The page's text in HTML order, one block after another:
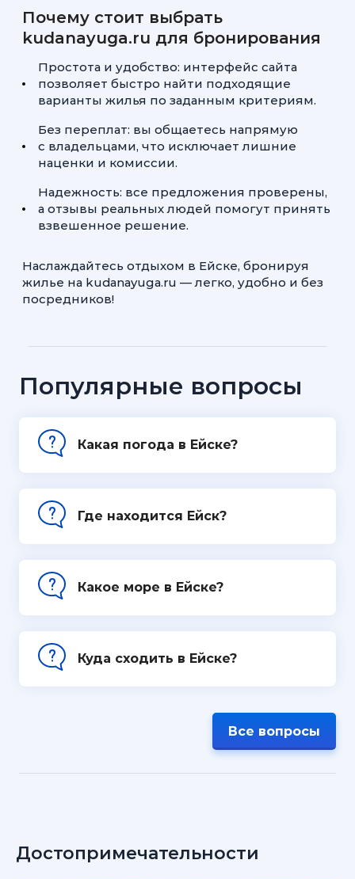
Почему стоит выбрать
kudanayuga.ru для бронирования
Простота и удобство: интерфейс сайта
позволяет быстро найти подходящие
варианты жилья по заданным критериям.
Без переплат: вы общаетесь напрямую
с владельцами, что исключает лишние
наценки и комиссии.
Надежность: все предложения проверены,
а отзывы реальных людей помогут принять
взвешенное решение.
Наслаждайтесь отдыхом в Ейске, бронируя
жилье на kudanayuga.ru — легко, удобно и без
посредников!
Популярные вопросы
Какая погода в Ейске?
Где находится Ейск?
Какое море в Ейске?
Куда сходить в Ейске?
Все вопросы
Достопримечательности